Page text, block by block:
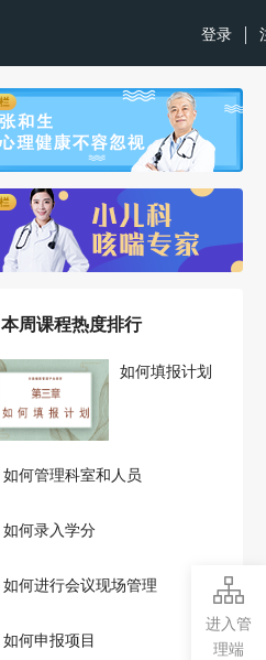
登录
本周课程热度排行
如何填报计划
如何管理科室和人员
如何录入学分
如何进行会议现场管理
如何申报项目
进入管
理端